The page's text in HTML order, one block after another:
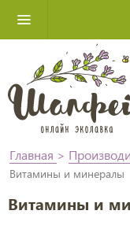
Главная >
Витамины и минералы
Витамины и